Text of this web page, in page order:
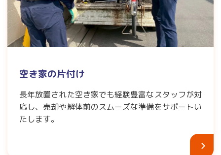
空き家の片付け
長年放置された空き家でも経験豊富なスタッフが対
応し、売却や解体前のスムーズな準備をサポートい
たします。